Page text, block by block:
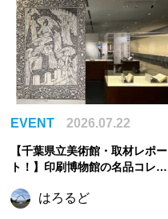
EVENT 2026.07.22
【千葉県立美術館・取材レポー
ト！】印刷博物館の名品コレク
世界
はろるど